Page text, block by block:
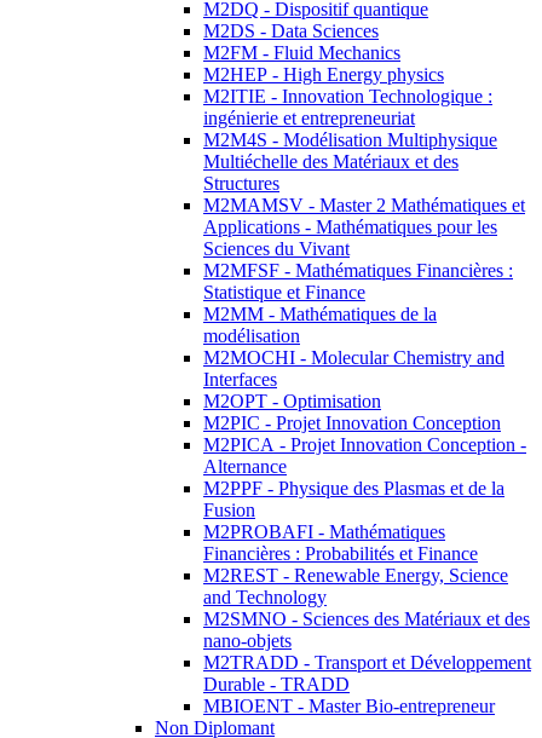
M2DQ - Dispositif quantique
M2DS - Data Sciences
M2FM - Fluid Mechanics
M2HEP - High Energy physics
M2ITIE - Innovation Technologique :
ingénierie et entrepreneuriat
M2M4S - Modélisation Multiphysique
Multiéchelle des Matériaux et des
Structures
M2MAMSV - Master 2 Mathématiques et
Applications - Mathématiques pour les
Sciences du Vivant
M2MFSF - Mathématiques Financières :
Statistique et Finance
M2MM - Mathématiques de la
modélisation
M2MOCHI - Molecular Chemistry and
Interfaces
M2OPT - Optimisation
M2PIC - Projet Innovation Conception
M2PICA - Projet Innovation Conception -
Alternance
M2PPF - Physique des Plasmas et de la
Fusion
M2PROBAFI - Mathématiques
Financières : Probabilités et Finance
M2REST - Renewable Energy, Science
and Technology
M2SMNO - Sciences des Matériaux et des
nano-objets
M2TRADD - Transport et Développement
Durable - TRADD
MBIOENT - Master Bio-entrepreneur
Non Diplomant